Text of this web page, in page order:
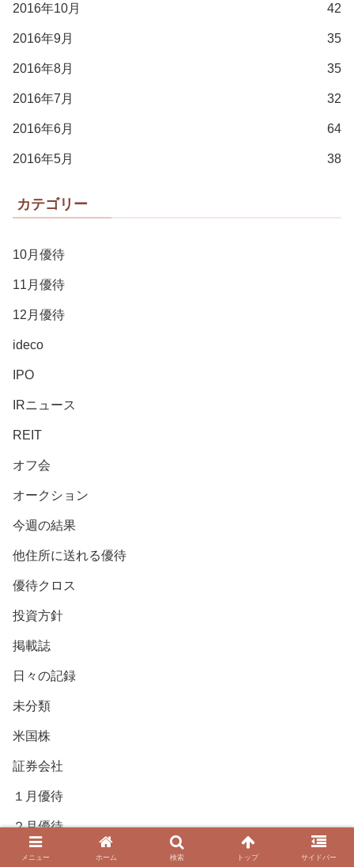
2016年10月 42
2016年9月 35
2016年8月 35
2016年7月 32
2016年6月 64
2016年5月 38
カテゴリー
10月優待
11月優待
12月優待
ideco
IPO
IRニュース
REIT
オフ会
オークション
今週の結果
他住所に送れる優待
優待クロス
投資方針
掲載誌
日々の記録
未分類
米国株
証券会社
１月優待
２月優待
３月優待
メニュー ホーム 検索 トップ サイドバー